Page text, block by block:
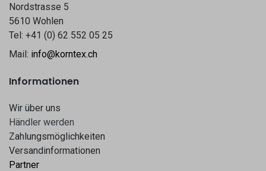
Nordstrasse 5
5610 Wohlen
Tel: +41 (0) 62 552 05 25
Mail: info@korntex.ch
Informationen
Wir über uns
Hä​​ndle​​r werden​​
Zahlungsmöglichkeiten
Versandinformationen
Partner